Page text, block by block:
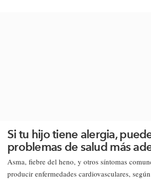
Si tu hijo tiene alergia,
problemas de salud más
Asma, fiebre del heno, y otros síntomas
producir enfermedades cardiovasculares,